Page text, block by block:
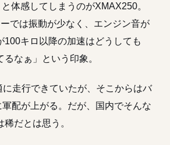
体感してしまうのがXMAX250。
では振動が少なく、エンジン音が
100キロ以降の加速はどうしても
るなぁ」という印象。
走行できていたが、そこからはバ
配が上がる。だが、国内でそんな
だとは思う。